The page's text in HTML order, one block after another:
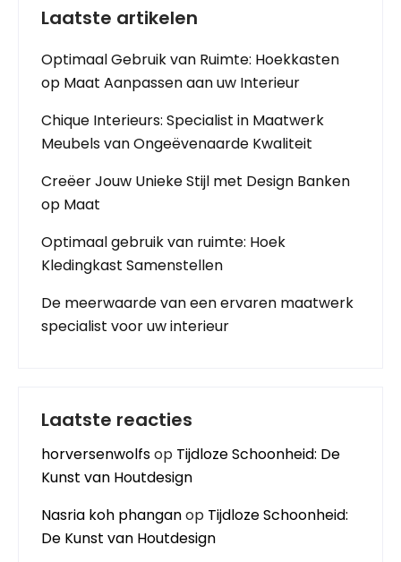
Laatste artikelen
Optimaal Gebruik van Ruimte: Hoekkasten
op Maat Aanpassen aan uw Interieur
Chique Interieurs: Specialist in Maatwerk
Meubels van Ongeëvenaarde Kwaliteit
Creëer Jouw Unieke Stijl met Design Banken
op Maat
Optimaal gebruik van ruimte: Hoek
Kledingkast Samenstellen
De meerwaarde van een ervaren maatwerk
specialist voor uw interieur
Laatste reacties
horversenwolfsop Tijdloze Schoonheid: De
Kunst van Houtdesign
Nasria koh phanganop Tijdloze Schoonheid:
De Kunst van Houtdesign